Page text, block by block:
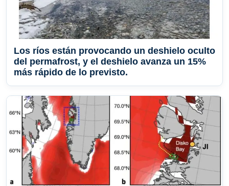
Los ríos están provocando un deshielo oculto
del permafrost, y el deshielo avanza un 15%
más rápido de lo previsto.